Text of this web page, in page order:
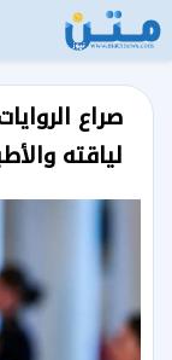
صراع
لياقته